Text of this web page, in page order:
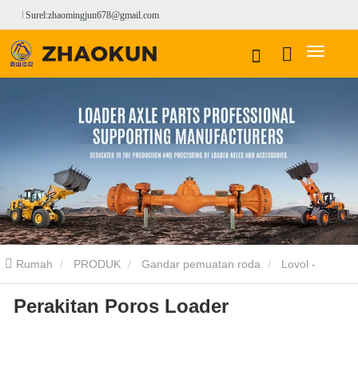
Surel:zhaomingjun678@gmail.com
Rumah PRODUK Gandar pemuatan roda Lovol -
sheeled Axle Perakitan Poros Loader
Perakitan Poros Loader